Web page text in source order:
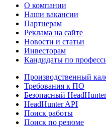
О компании
Наши вакансии
Партнерам
Реклама на сайте
Новости и статьи
Инвесторам
Кандидаты по
Производственный
Требования к ПО
Безопасный HeadHunter
HeadHunter API
Поиск работы
Поиск по резюме